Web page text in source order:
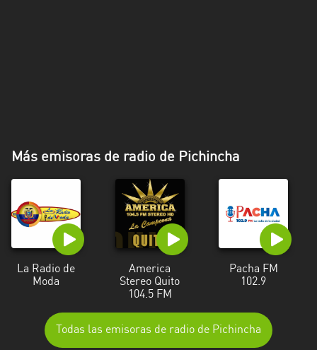
Más emisoras de radio de Pichincha
La Radio de
Moda
America
Stereo Quito
104.5 FM
Pacha FM
102.9
Todas las emisoras de radio de Pichincha